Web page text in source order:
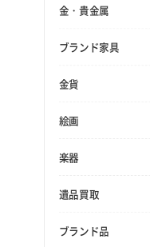
金・貴金属
ブランド家具
金貨
絵画
楽器
遺品買取
ブランド品